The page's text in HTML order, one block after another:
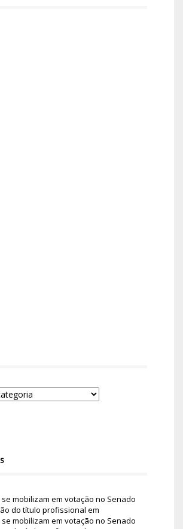
mobilizam em votação no Senado
do título profissional em
mobilizam em votação no Senado